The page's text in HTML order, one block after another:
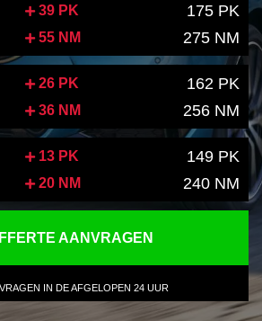
39 PK 175 PK
55 NM 275 NM
26 PK 162 PK
36 NM 256 NM
13 PK 149 PK
20 NM 240 NM
AANVRAGEN
IN DE AFGELOPEN 24 UUR